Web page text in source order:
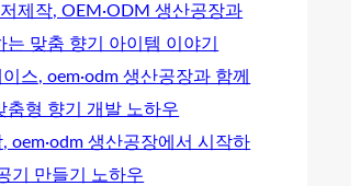
제작, OEM·ODM 생산공장과
는 맞춤 향기 아이템 이야기
스, oem·odm 생산공장과 함께
춤형 향기 개발 노하우
oem·odm 생산공장에서 시작하
기 만들기 노하우